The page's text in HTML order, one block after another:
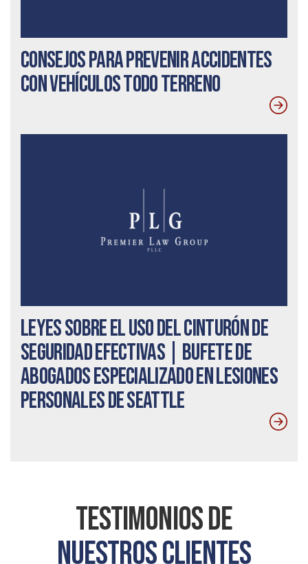
Consejos para prevenir accidentes
con vehículos todo terreno
Leyes sobre el uso del cinturón de
seguridad efectivas | Bufete de
abogados especializado en lesiones
personales de Seattle
Testimonios De
Nuestros Clientes